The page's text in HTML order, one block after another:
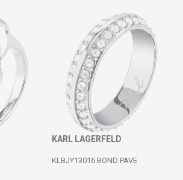
KARL LAGERFELD
KLBJY13016 BOND PAVE